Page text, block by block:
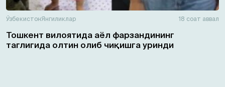
ЎзбекистонЯнгиликлар 18 соат аввал
Тошкент вилоятида аёл фарзандининг
таглигида олтин олиб чиқишга уринди